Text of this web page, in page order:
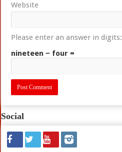
Website
Please enter an answer in digits:
nineteen − four =
Social